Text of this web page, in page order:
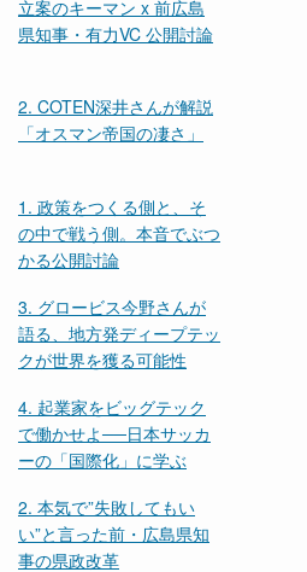
立案のキーマン x 前広島
県知事・有力VC 公開討論
2. COTEN深井さんが解説
「オスマン帝国の凄さ」
1. 政策をつくる側と、そ
の中で戦う側。本音でぶつ
かる公開討論
3. グロービス今野さんが
語る、地方発ディープテッ
クが世界を獲る可能性
4. 起業家をビッグテック
で働かせよ──日本サッカ
ーの「国際化」に学ぶ
2. 本気で”失敗してもい
い”と言った前・広島県知
事の県政改革